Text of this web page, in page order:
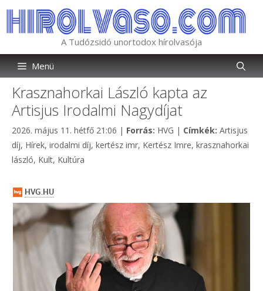
tartalomba
A Tudózsidó unortodox hírolvasója
Menü
Krasznahorkai László kapta az
Artisjus Irodalmi Nagydíjat
2026. május 11. hétfő 21:06 | Forrás: Kategória
HVG | Címkék: Címkék
Artisjus
díj, Hírek, irodalmi díj, kertész imr, Kertész Imre, krasznahorkai
lászló, Kult, Kultúra